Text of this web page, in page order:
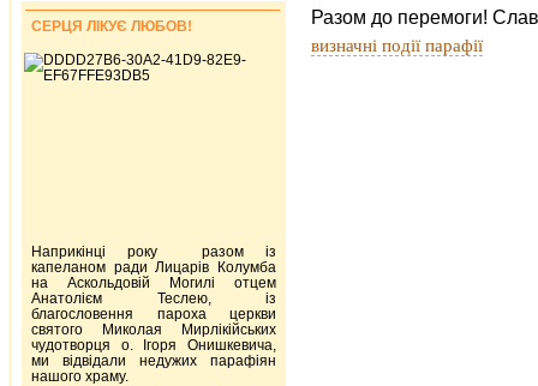
Разом до перемоги!
визначні події парафії
СЕРЦЯ ЛІКУЄ ЛЮБОВ!
Наприкінці року разом із
капеланом ради Лицарів Колумба
на Аскольдовій Могилі отцем
Анатолієм Теслею, із
благословення пароха церкви
святого Миколая Мирлікійських
чудотворця о. Ігоря Онишкевича,
ми відвідали недужих парафіян
нашого храму.